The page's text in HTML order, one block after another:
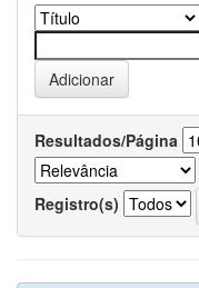
Resultados/Página
Registro(s)